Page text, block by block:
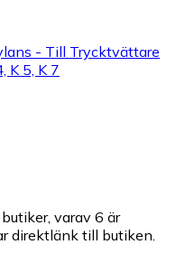
- Till Trycktvättare
K 5, K 7
varav 6 är
direktlänk till butiken.